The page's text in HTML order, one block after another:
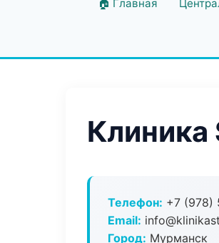
🏠 Главная
Клиника
Телефон: +7 (978)
Email:
Город: Мурманск